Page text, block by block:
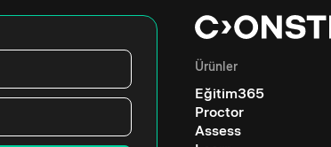
Ürünler
Eğitim365
Proctor
Assess